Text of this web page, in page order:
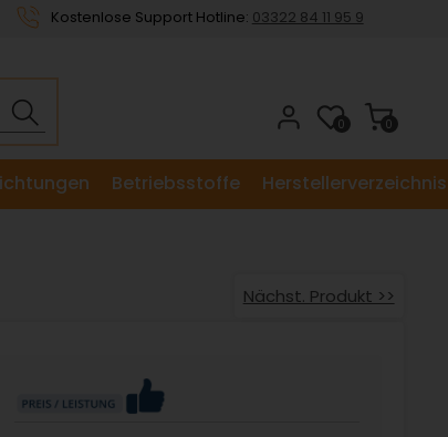
Kostenlose Support Hotline: 03322 84 11 95 9
0
0
Betriebsstoffe Herstellerverzeichnis
Nächst. Produkt >>